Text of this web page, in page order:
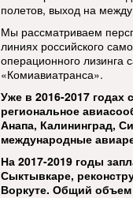
полетов, выход на
Мы рассматриваем
линиях российского
операционного лизинга
«Комиавиатранса».
Уже в 2016-2017 годах
региональное
Анапа, Калининград,
международные
На 2017-2019 годы
Сыктывкаре,
Воркуте. Общий